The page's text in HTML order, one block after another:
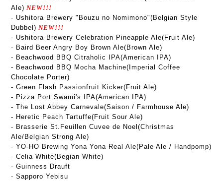
Ale) NEW!!!
- Ushitora Brewery "Bouzu no Nomimono"(Belgian Style
Dubbel) NEW!!!
- Ushitora Brewery Celebration Pineapple Ale(Fruit Ale)
- Baird Beer Angry Boy Brown Ale(Brown Ale)
- Beachwood BBQ Citraholic IPA(American IPA)
- Beachwood BBQ Mocha Machine(Imperial Coffee
Chocolate Porter)
- Green Flash Passionfruit Kicker(Fruit Ale)
- Pizza Port Swami's IPA(American IPA)
- The Lost Abbey Carnevale(Saison / Farmhouse Ale)
- Heretic Peach Tartuffe(Fruit Sour Ale)
- Brasserie St.Feuillen Cuvee de Noel(Christmas
Ale/Belgian Strong Ale)
- YO-HO Brewing Yona Yona Real Ale(Pale Ale / Handpomp)
- Celia White(Begian White)
- Guinness Drauft
- Sapporo Yebisu